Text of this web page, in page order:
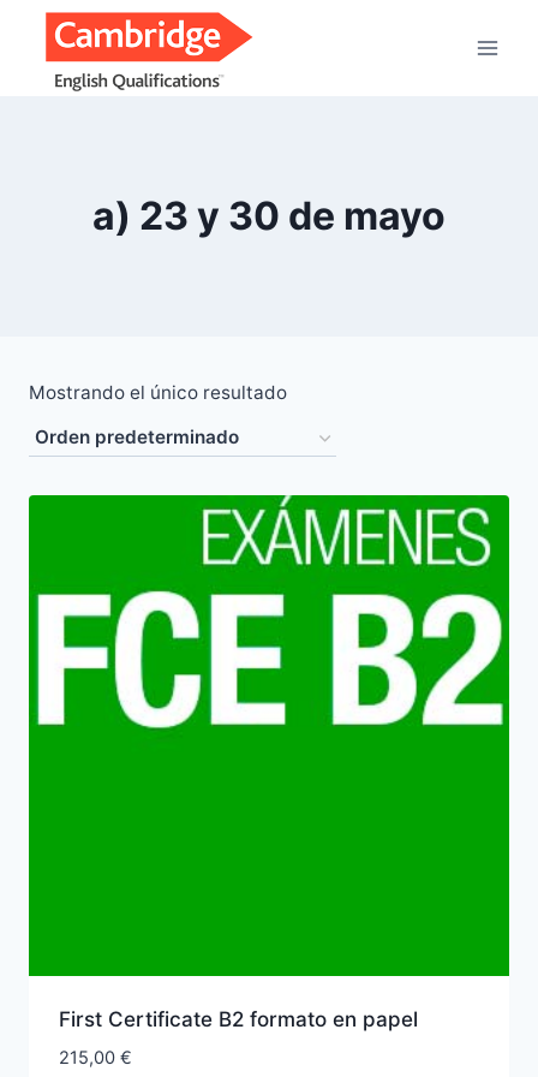
Saltar
contenido
a) 23 y 30 de mayo
Mostrando el único resultado
First Certificate B2 formato en papel
215,00 €